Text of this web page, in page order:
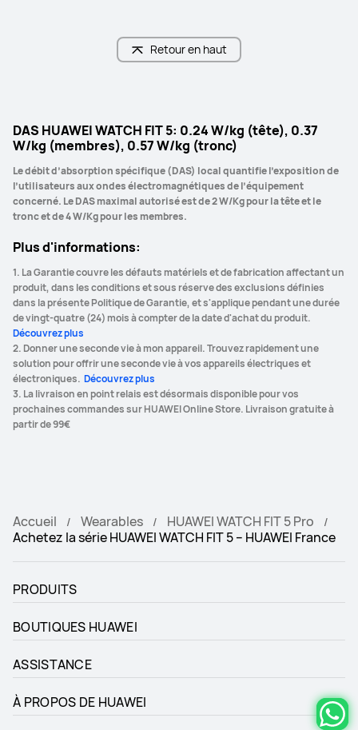
Retour en haut
DAS HUAWEI WATCH FIT 5: 0.24 W/kg (tête), 0.37
W/kg (membres), 0.57 W/kg (tronc)
Le débit d’absorption spécifique (DAS) local quantifie l’exposition de
l’utilisateurs aux ondes électromagnétiques de l’équipement
concerné. Le DAS maximal autorisé est de 2 W/Kg pour la tête et le
tronc et de 4 W/Kg pour les membres.
Plus d'informations:
1. La Garantie couvre les défauts matériels et de fabrication affectant un
produit, dans les conditions et sous réserve des exclusions définies
dans la présente Politique de Garantie, et s'applique pendant une durée
Découvrez plus
2. Donner une seconde vie à mon appareil. Trouvez rapidement une
solution pour offrir une seconde vie à vos appareils électriques et
électroniques. Découvrez plus
3. La livraison en point relais est désormais disponible pour vos
prochaines commandes sur HUAWEI Online Store. Livraison gratuite à
partir de 99€
Accueil Wearables
HUAWEI WATCH FIT 5 Pro
Achetez la série HUAWEI WATCH FIT 5 – HUAWEI France
PRODUITS
BOUTIQUES HUAWEI
ASSISTANCE
À PROPOS DE HUAWEI